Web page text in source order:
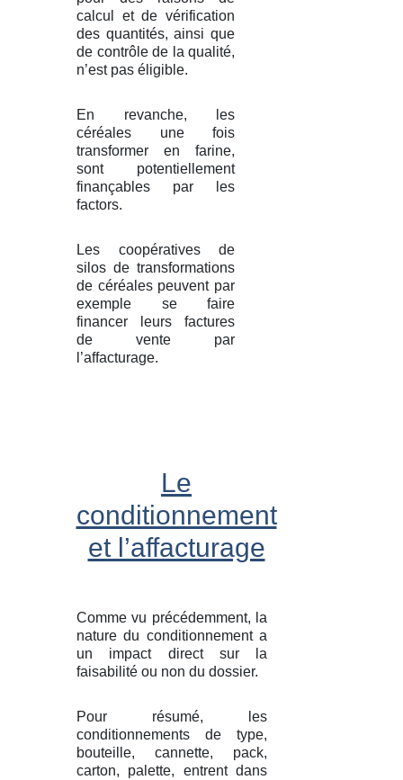
calcul et de vérification
des quantités, ainsi que
de contrôle de la qualité,
n’est pas éligible.
En revanche, les
céréales une fois
transformer en farine,
sont potentiellement
finançables par les
factors.
Les coopératives de
silos de transformations
de céréales peuvent par
exemple se faire
financer leurs factures
de vente par
l’affacturage.
Le
conditionnement
et l’affacturage
Comme vu précédemment, la
nature du conditionnement a
un impact direct sur la
faisabilité ou non du dossier.
Pour résumé, les
conditionnements de type,
bouteille, cannette, pack,
carton, palette, entrent dans